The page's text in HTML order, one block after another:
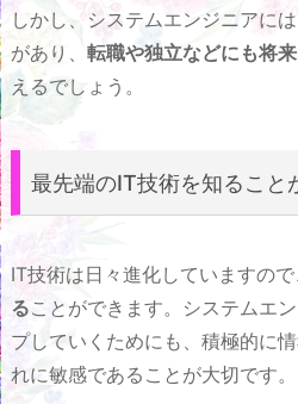
しかし、システムエンジニアには
があり、 転職や独立などにも将
えるでしょう。
最先端のIT技術を知ること
IT技術は日々進化していますの
ることができます。システムエ
プしていくためにも、積極的に
れに敏感であることが大切です。